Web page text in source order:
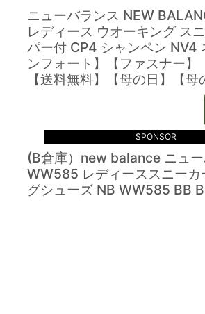
ニューバランス NEW
レディース ウオーキング ス
パー付 CP4 シャンペン NV4
ンフォート】【ファスナー】
【送料無料】【母の日】【母
(B倉庫）new balance ニュー
WW585 レディーススニーカ
グシューズ NB WW585 BB
SPONSOR